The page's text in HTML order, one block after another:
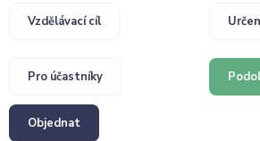
Vzdělávací cíl
Pro účastníky
Objednat